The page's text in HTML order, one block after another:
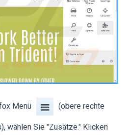
Menü (obere rechte
wählen Sie "Zusätze." Klicken